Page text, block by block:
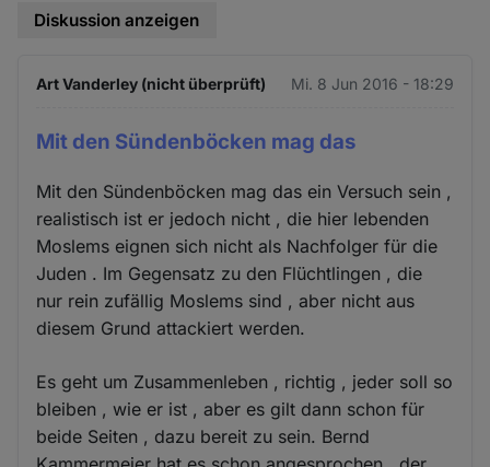
Diskussion anzeigen
Art Vanderley (nicht überprüft) Mi. 8 Jun 2016 - 18:29
Mit den Sündenböcken mag das
Mit den Sündenböcken mag das ein Versuch sein ,
realistisch ist er jedoch nicht , die hier lebenden
Moslems eignen sich nicht als Nachfolger für die
Juden . Im Gegensatz zu den Flüchtlingen , die
nur rein zufällig Moslems sind , aber nicht aus
diesem Grund attackiert werden.
Es geht um Zusammenleben , richtig , jeder soll so
bleiben , wie er ist , aber es gilt dann schon für
beide Seiten , dazu bereit zu sein. Bernd